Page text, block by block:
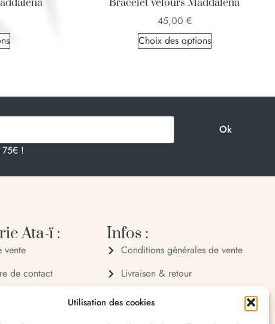
Utilisation des cookies
Bracelet velours Maddalena
45,00 €
Choix des options
75€ !
Ata-ï :
vente
de contact
32 65
Infos :
Conditions générales de vente
Livraison & retour
Politique de confidentialité
Mentions légales